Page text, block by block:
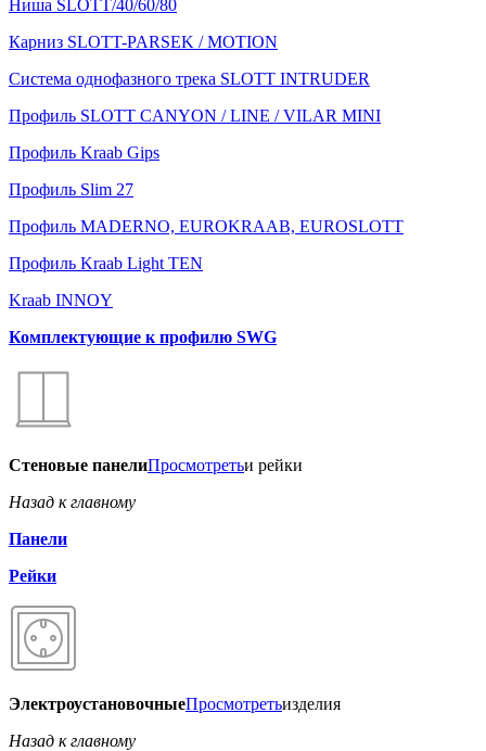
Ниша SLOTT/40/60/80
Карниз SLOTT-PARSEK / MOTION
Система однофазного трека SLOTT INTRUDER
Профиль SLOTT CANYON / LINE / VILAR MINI
Профиль Kraab Gips
Профиль Slim 27
Профиль MADERNO, EUROKRAAB, EUROSLOTT
Профиль Kraab Light TEN
Kraab INNOY
Комплектующие к профилю SWG
Стеновые панелиПросмотретьи рейки
Назад к главному
Панели
Рейки
ЭлектроустановочныеПросмотретьизделия
Назад к главному